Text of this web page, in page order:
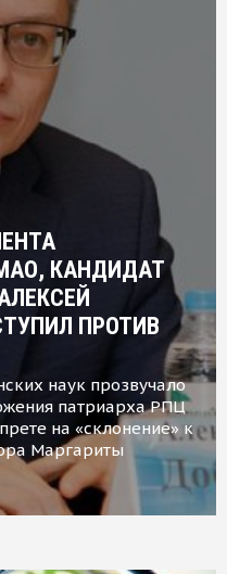
КАНДИДАТ
ПРОТИВ
наук прозвучало
патриарха РПЦ
на «склонение» к
Маргариты